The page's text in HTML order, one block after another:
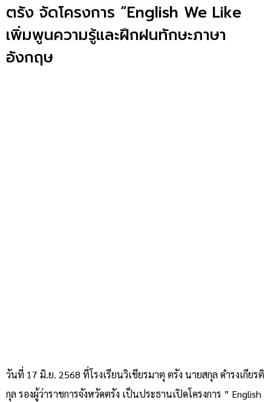
ตรัง จัดโครงการ “English We Like
เพิ่มพูนความรู้และฝึกฝนทักษะภาษา
อังกฤษ
วันที่ 17 มิ.ย. 2568 ที่โรงเรียนวิเชียรมาตุ ตรัง นายสกุล ดํารงเกียรติ
กุล รองผู้ว่าราชการจังหวัดตรัง เป็นประธานเปิดโครงการ ” English